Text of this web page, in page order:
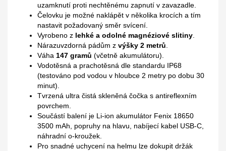
uzamknutí proti nechtěnému zapnutí v zavazadle.
Čelovku je možné naklápět v několika krocích a tím
nastavit požadovaný směr svícení.
Vyrobeno z lehké a odolné magnéziové slitiny.
Nárazuvzdorná pádům z výšky 2 metrů.
Váha 147 gramů (včetně akumulátoru).
Vodotěsná a prachotěsná dle standardu IP68
(testováno pod vodou v hloubce 2 metry po dobu 30
minut).
Tvrzená ultra čistá skleněná čočka s antireflexním
povrchem.
Součástí balení je Li-ion akumulátor Fenix 18650
3500 mAh, popruhy na hlavu, nabíjecí kabel USB-C,
náhradní o-kroužek.
Pro snadné uchycení na helmu lze dokupit držák